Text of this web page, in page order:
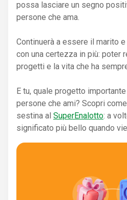
possa lasciare un segno
persone che ama.
Continuerà a essere il marito
con una certezza in più: poter
progetti e la vita che ha
E tu, quale progetto
persone che ami? Scopri
sestina al SuperEnalotto: a
significato più bello quando